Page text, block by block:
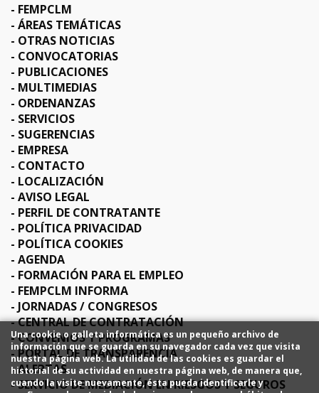
FEMPCLM
ÁREAS TEMÁTICAS
OTRAS NOTICIAS
CONVOCATORIAS
PUBLICACIONES
MULTIMEDIAS
ORDENANZAS
SERVICIOS
SUGERENCIAS
EMPRESA
CONTACTO
LOCALIZACIÓN
AVISO LEGAL
PERFIL DE CONTRATANTE
POLÍTICA PRIVACIDAD
POLÍTICA COOKIES
AGENDA
FORMACIÓN PARA EL EMPLEO
FEMPCLM INFORMA
JORNADAS / CONGRESOS
CENTRAL DE CONTRATACIÓN
CONVENIOS Y PROGRAMAS
PORTAL DE TRANSPARENCIA
ALERTAS
SERVICIO DE MEDIACIÓN EN RIESGOS Y SEGUROS
Una cookie o galleta informática es un pequeño archivo de
información que se guarda en su navegador cada vez que visita
nuestra página web. La utilidad de las cookies es guardar el
historial de su actividad en nuestra página web, de manera que,
cuando la visite nuevamente, ésta pueda identificarle y